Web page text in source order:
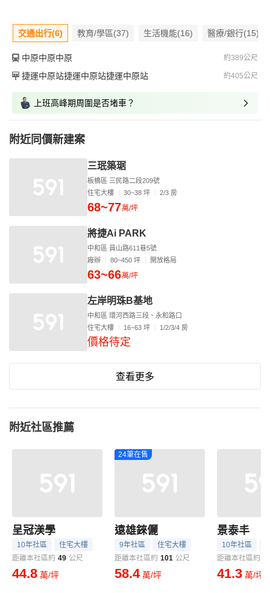
交通出行(6) 教育/學區(37) 生活機能(16) 醫療/銀行(15)
中原中原中原 約389公尺
捷運中原站捷運中原站捷運中原站 約405公尺
上班高峰期周圍是否堵車？
附近同價新建案
三珉築琚
板橋區 三民路二段209號
住宅大樓
30~38 坪 2/3 房
68~77萬/坪
將捷Ai PARK
中和區 員山路611巷5號
廠辦
80~450 坪 開放格局
63~66萬/坪
左岸明珠B基地
中和區 環河西路三段、永和路口
住宅大樓
16~63 坪 1/2/3/4 房
價格待定
查看更多
附近社區推薦
呈冠渼學
10年社區
住宅大樓
距離本社區約 49 公尺
44.8 萬/坪
24筆在售
遠雄錸儷
9年社區
住宅大樓
距離本社區約 101 公尺
58.4 萬/坪
景泰丰
10年社區
距離本社區約
41.3 萬/坪